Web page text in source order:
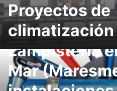
Proyectos de
climatización
Lampistería
Mar